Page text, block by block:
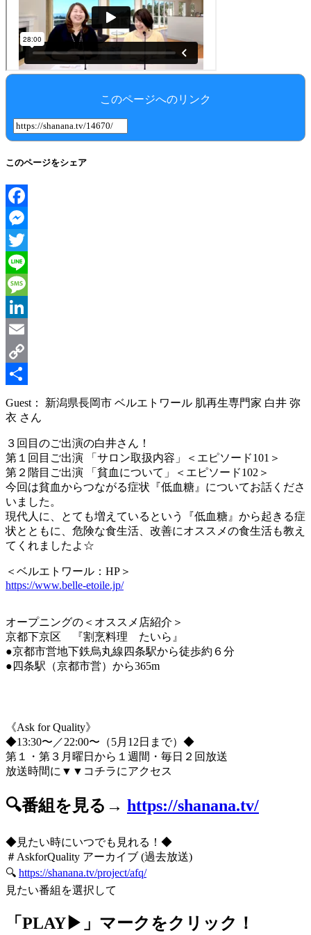
このページへのリンク
このページをシェア
Facebook
Messenger
Twitter
Line
Message
LinkedIn
Email
Copy
Link
共
有
Guest： 新潟県長岡市 ベルエトワール 肌再生専門家 白井 弥
衣 さん
３回目のご出演の白井さん！
第１回目ご出演 「サロン取扱内容」＜エピソード101＞
第２階目ご出演 「貧血について」＜エピソード102＞
今回は貧血からつながる症状『低血糖』についてお話くださ
いました。
現代人に、とても増えているという『低血糖』から起きる症
状とともに、危険な食生活、改善にオススメの食生活も教え
てくれましたよ☆
＜ベルエトワール：HP＞
https://www.belle-etoile.jp/
オープニングの＜オススメ店紹介＞
京都下京区 『割烹料理 たいら』
●京都市営地下鉄烏丸線四条駅から徒歩約６分
●四条駅（京都市営）から365m
《Ask for Quality》
◆13:30〜／22:00〜（5月12日まで）◆
第１・第３月曜日から１週間・毎日２回放送
放送時間に▼▼コチラにアクセス
🔍番組を見る→ https://shanana.tv/
◆見たい時にいつでも見れる！◆
＃AskforQuality アーカイブ (過去放送)
🔍 https://shanana.tv/project/afq/
見たい番組を選択して
「PLAY▶」マークをクリック！